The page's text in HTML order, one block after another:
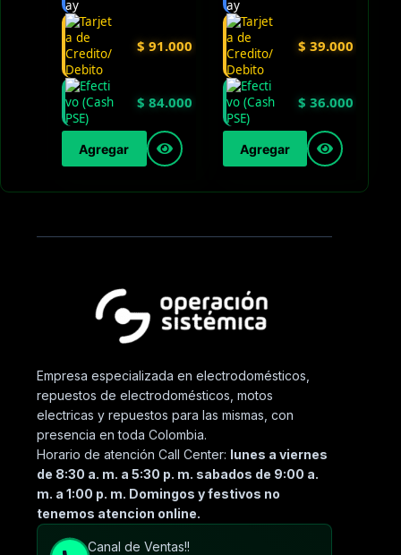
$ 91.000
$ 84.000
Agregar
$ 39.000
$ 36.000
Agregar
Empresa especializada en electrodomésticos,
repuestos de electrodomésticos, motos
electricas y repuestos para las mismas, con
presencia en toda Colombia.
Horario de atención Call Center: lunes a viernes
de 8:30 a. m. a 5:30 p. m. sabados de 9:00 a.
m. a 1:00 p. m. Domingos y festivos no
tenemos atencion online.
Canal de Ventas!!